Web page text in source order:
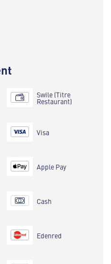
Swile (Titre
Restaurant)
Visa
Apple Pay
Cash
Edenred